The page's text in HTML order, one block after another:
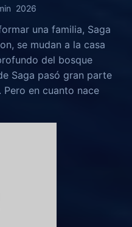
2026
una familia, Saga
se mudan a la casa
del bosque
Saga pasó gran parte
Pero en cuanto nace